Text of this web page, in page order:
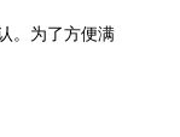
。为了方便满